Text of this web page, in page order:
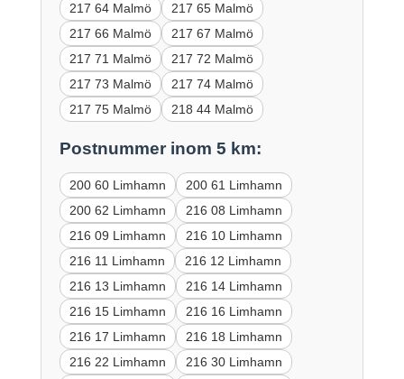
217 64 Malmö
217 65 Malmö
217 66 Malmö
217 67 Malmö
217 71 Malmö
217 72 Malmö
217 73 Malmö
217 74 Malmö
217 75 Malmö
218 44 Malmö
Postnummer inom 5 km:
200 60 Limhamn
200 61 Limhamn
200 62 Limhamn
216 08 Limhamn
216 09 Limhamn
216 10 Limhamn
216 11 Limhamn
216 12 Limhamn
216 13 Limhamn
216 14 Limhamn
216 15 Limhamn
216 16 Limhamn
216 17 Limhamn
216 18 Limhamn
216 22 Limhamn
216 30 Limhamn